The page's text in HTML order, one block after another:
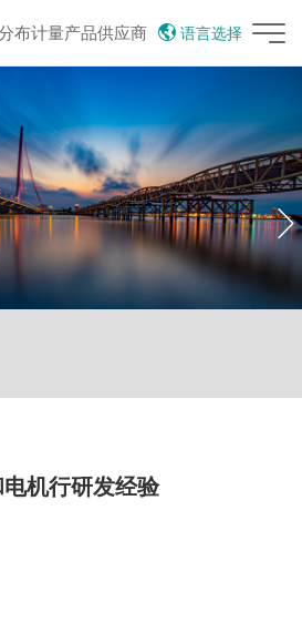
语言选择
Vietnamese
机行研发经验
，很高兴为
联系人